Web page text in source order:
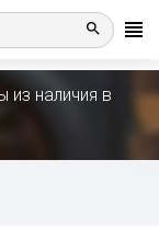
search
из наличия в